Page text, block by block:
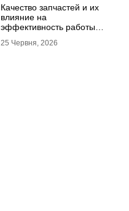
Качество запчастей и их
влияние на
эффективность работы
25 Червня, 2026